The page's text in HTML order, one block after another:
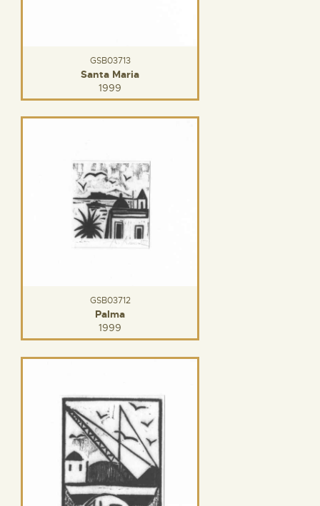
GSB03713
Santa Maria
1999
GSB03712
Palma
1999